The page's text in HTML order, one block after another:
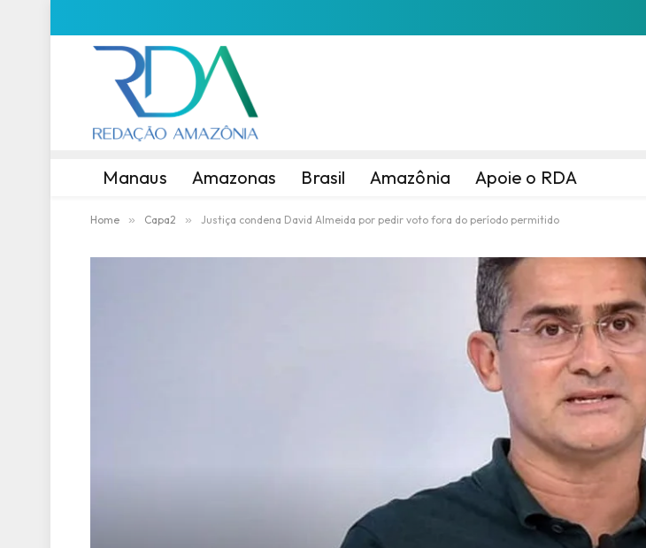
Manaus Amazonas Brasil Amazônia Apoie o RDA
Home » Capa2 » Justiça condena David Almeida por pedir voto fora do período permitido